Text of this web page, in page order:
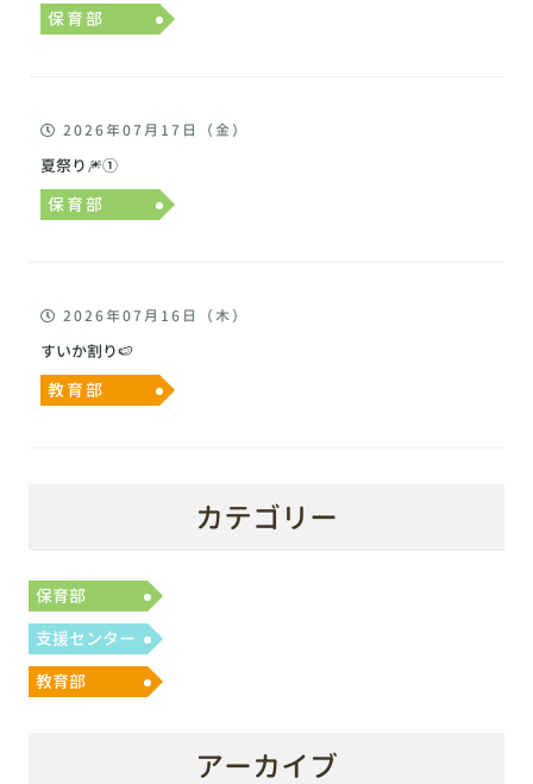
保育部
2026年07月17日（金）
夏祭り🎆①
保育部
2026年07月16日（木）
すいか割り🍉
教育部
カテゴリー
保育部
支援センター
教育部
アーカイブ